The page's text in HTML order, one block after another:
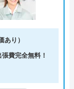
り）
費完全無料！